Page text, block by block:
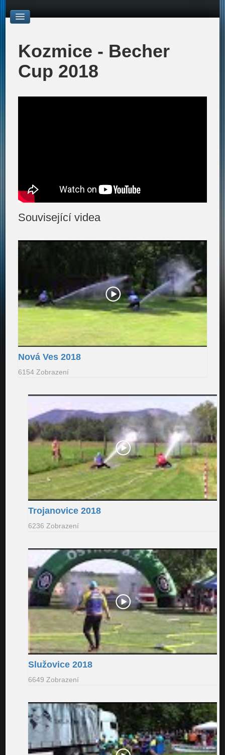
Kozmice - Becher
Cup 2018
Související videa
Nová Ves 2018
6154 Zobrazení
Trojanovice 2018
6236 Zobrazení
Služovice 2018
6649 Zobrazení